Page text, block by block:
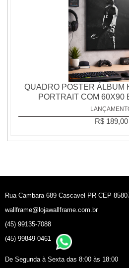
QUADRO POSTER ÁLBUM
PORTRAIT COM 60X90
R$ 189,00
Rua Cambara 689 Cascavel PR CEP
wallframe@lojawallframe.com.br
(45) 99135-7088
(45) 99849-0461
De Segunda à Sexta das 8:00 às 18:00